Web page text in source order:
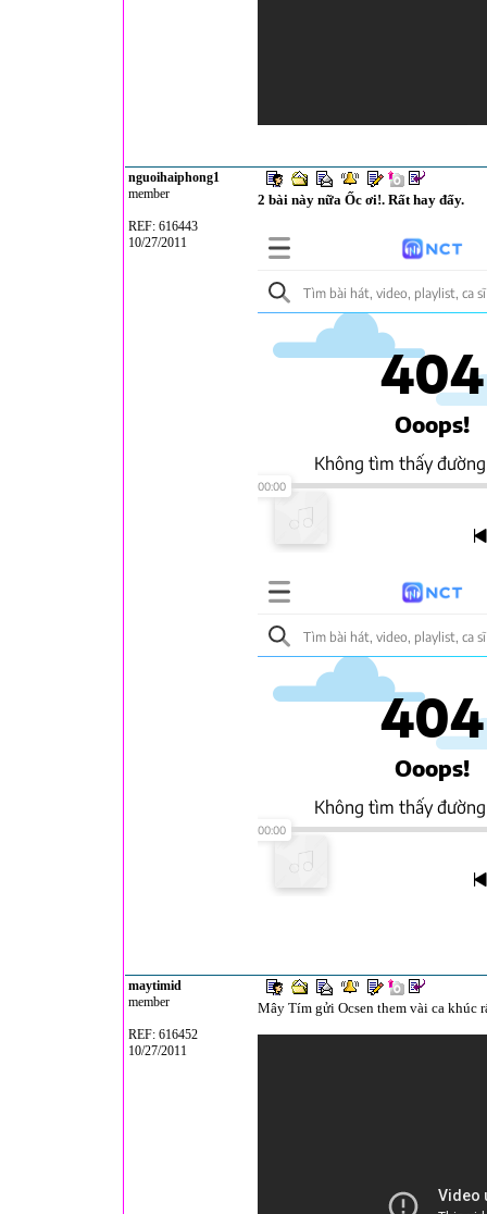
nguoihaiphong1
member
REF: 616443
10/27/2011
2 bài này nữa Ốc ơi!. Rất hay đấy.
maytimid
member
REF: 616452
10/27/2011
Mây Tím gửi Ocsen them vài ca khúc